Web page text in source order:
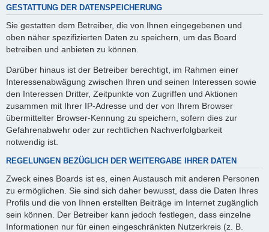
GESTATTUNG DER DATENSPEICHERUNG
Sie gestatten dem Betreiber, die von Ihnen eingegebenen und
oben näher spezifizierten Daten zu speichern, um das Board
betreiben und anbieten zu können.
Darüber hinaus ist der Betreiber berechtigt, im Rahmen einer
Interessenabwägung zwischen Ihren und seinen Interessen sowie
den Interessen Dritter, Zeitpunkte von Zugriffen und Aktionen
zusammen mit Ihrer IP-Adresse und der von Ihrem Browser
übermittelter Browser-Kennung zu speichern, sofern dies zur
Gefahrenabwehr oder zur rechtlichen Nachverfolgbarkeit
notwendig ist.
REGELUNGEN BEZÜGLICH DER WEITERGABE IHRER DATEN
Zweck eines Boards ist es, einen Austausch mit anderen Personen
zu ermöglichen. Sie sind sich daher bewusst, dass die Daten Ihres
Profils und die von Ihnen erstellten Beiträge im Internet zugänglich
sein können. Der Betreiber kann jedoch festlegen, dass einzelne
Informationen nur für einen eingeschränkten Nutzerkreis (z. B.